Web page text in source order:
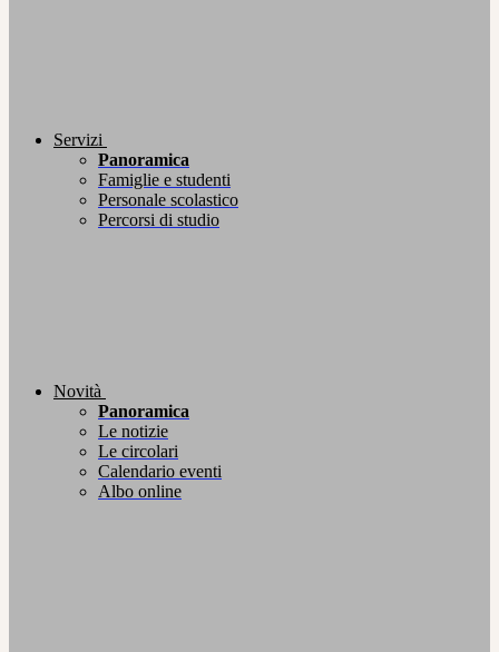
Servizi
Panoramica
Famiglie e studenti
Personale scolastico
Percorsi di studio
Novità
Panoramica
Le notizie
Le circolari
Calendario eventi
Albo online